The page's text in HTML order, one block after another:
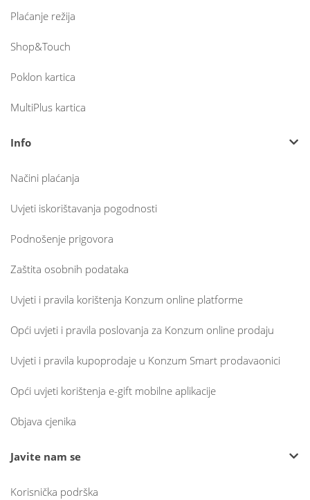
Plaćanje režija
Shop&Touch
Poklon kartica
MultiPlus kartica
Info
Načini plaćanja
Uvjeti iskorištavanja pogodnosti
Podnošenje prigovora
Zaštita osobnih podataka
Uvjeti i pravila korištenja Konzum online platforme
Opći uvjeti i pravila poslovanja za Konzum online prodaju
Uvjeti i pravila kupoprodaje u Konzum Smart prodavaonici
Opći uvjeti korištenja e-gift mobilne aplikacije
Objava cjenika
Javite nam se
Korisnička podrška